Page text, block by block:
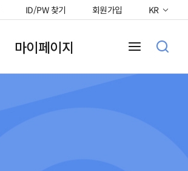
ID/PW 찾기 회원가입 KR
마이페이지